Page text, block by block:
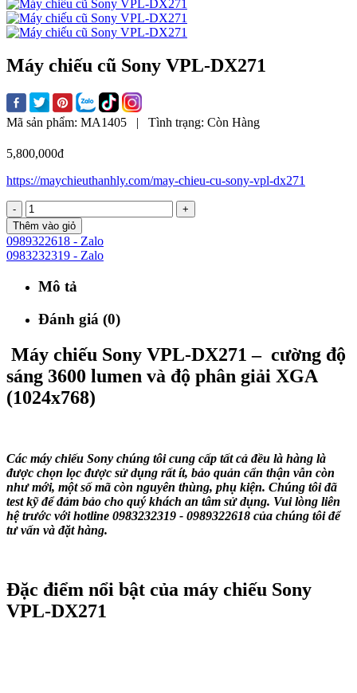
Máy chiếu cũ Sony VPL-DX271
Mã sản phẩm: MA1405 | Tình trạng: Còn Hàng
5,800,000đ
https://maychieuthanhly.com/may-chieu-cu-sony-vpl-dx271
-
+
Thêm vào giỏ
0989322618 - Zalo
0983232319 - Zalo
Mô tả
Đánh giá (0)
Máy chiếu Sony VPL-DX271– cường độ
sáng 3600 lumen và độ phân giải XGA
(1024x768)
Các máy chiếu Sony chúng tôi cung cấp tất cả đều là hàng là
được chọn lọc được sử dụng rất ít, bảo quản cẩn thận vẫn còn
như mới, một số mã còn nguyên thùng, phụ kiện. Chúng tôi đã
test kỹ để đảm bảo cho quý khách an tâm sử dụng. Vui lòng liên
hệ trước với hotline 0983232319 - 0989322618 của chúng tôi để
tư vấn và đặt hàng.
Đặc điểm nổi bật của máy chiếu Sony
VPL-DX271